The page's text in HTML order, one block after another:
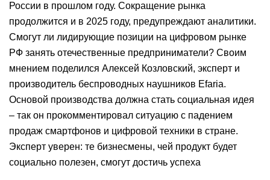
России в прошлом году. Сокращение рынка
продолжится и в 2025 году, предупреждают аналитики.
Смогут ли лидирующие позиции на цифровом рынке
РФ занять отечественные предприниматели? Своим
мнением поделился Алексей Козловский, эксперт и
производитель беспроводных наушников Efaria.
Основой производства должна стать социальная идея
– так он прокомментировал ситуацию с падением
продаж смартфонов и цифровой техники в стране.
Эксперт уверен: те бизнесмены, чей продукт будет
социально полезен, смогут достичь успеха